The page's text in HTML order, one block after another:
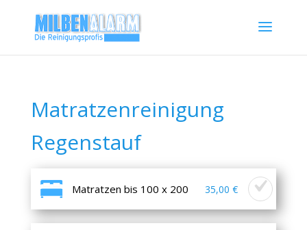
Matratzenreinigung
Regenstauf
Matratzen bis 100 x 200 35,00 €